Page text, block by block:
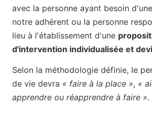
avec la personne ayant besoin
notre adhérent ou la personne
lieu à l'établissement d'une
d'intervention individualisée et
Selon la méthodologie définie, le
de vie devra « faire à la place », «
apprendre ou réapprendre à faire ».